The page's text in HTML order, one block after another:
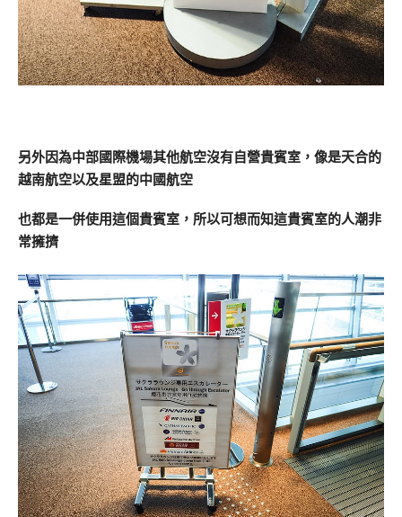
另外因為中部國際機場其他航空沒有自營貴賓室，像是天合的
越南航空以及星盟的中國航空
也都是一併使用這個貴賓室，所以可想而知這貴賓室的人潮非
常擁擠